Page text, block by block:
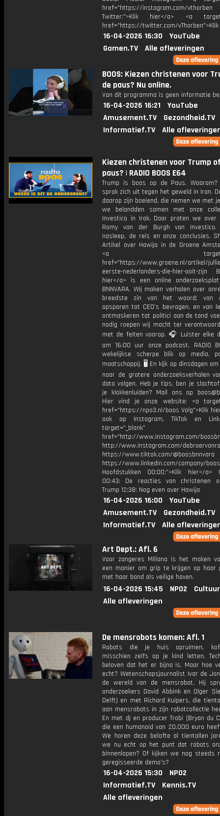
href="https://instagram.com/vthorben
Twitter:">Klik hier</a> <a
href="https://twitter.com/
16-04-2026 16:30
YouTube
Gamen.TV
Alle afleveringen
BOOS: Kiezen christenen voor
de paus? Nu online.
Van dit programma is geen informatie
16-04-2026 16:21
YouTube
Amusement.TV
Gezondheid.TV
Informatief.TV
Alle
Kiezen christenen voor Trump
paus? | RADIO BOOS E64
Trump is boos op de Paus.
sprak zich uit tegen het geweld in Iran.
daarop zijn boeiend, die nemen we met
we belandden samen met onze
Investico in Irak. Daar praten we over
Romy van der Burgh van
nasleep, de reis en onze conclusies.
Artikel over Hawija in de Groene
<a
href="https://www.groene.nl/artikel/
eerste-nederlanders-die-hier-ooit-zijn
hier</a> is een online
BNNVARA. Wij maken verhalen over
breedste zin van het woord; van
opsporen tot CEO’s bevragen, en van
ontmaskeren tot politici aan de tand
nodig roepen wij macht ter
met de feiten voorop. 🎧 Luister elke
om 16:00 uur onze podcast, RADIO
wekelijkse scherpe blik op media,
maatschappij. 🖥️ En kijk op dinsdagen
naar de grotere onderzoeksverhalen
data volgen. Heb je tips, ben je
je klokkenluiden? Mail ons op
Hier vind je onze website: <a
href="https://npo3.nl/boos Volg">Klik
ook op Instagram, TikTok en
target="_blank"
href="http://www.instagram.com/
http://www.instagram.com/
https://www.tiktok.com/@boosbnnvara
https://www.linkedin.com/company/
Hoofdstukken 00:00:">Klik hier</a>
00:43: De reacties van christenen
Trump 12:38: Nog even over Hawija
16-04-2026 16:00
YouTube
Amusement.TV
Gezondheid.TV
Informatief.TV
Alle
Art Dept.: Afl. 6
Voor zangeres Miliana is het maken
een manier om grip te krijgen op haar
met haar band als veilige haven.
16-04-2026 15:45 NPO2
Alle afleveringen
De mensrobots komen: Afl. 1
Robots die je huis opruimen,
misschien zelfs op je kind letten.
beloven dat het er bijna is. Maar hoe
echt? Wetenschapsjournalist Ivar de
de wereld van de mensrobot. Hij
onderzoekers David Abbink en Olger
Delft) en met Richard Kuipers, die
aan mensrobots in zijn robotcollectie
En met dj en producer Trobi (Bryan du
die een humanoid van 20.000 euro
We horen deze belofte al tientallen
we nu echt op het punt dat robots
binnenlopen? Of kijken we nog steeds
geregisseerde demo's?
16-04-2026 15:30
NPO2
Informatief.TV
Kennis.TV
Alle afleveringen